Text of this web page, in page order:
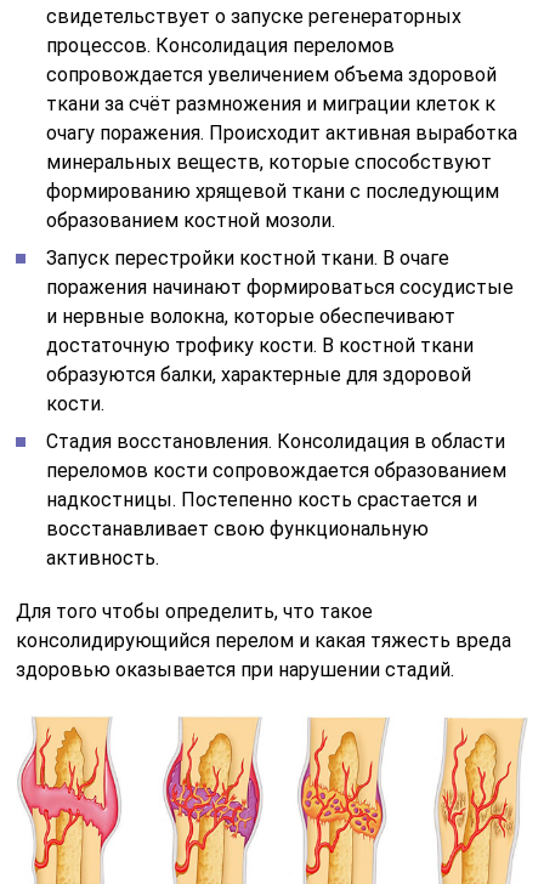
свидетельствует о запуске регенераторных
процессов. Консолидация переломов
сопровождается увеличением объема здоровой
ткани за счёт размножения и миграции клеток к
очагу поражения. Происходит активная выработка
минеральных веществ, которые способствуют
формированию хрящевой ткани с последующим
образованием костной мозоли.
Запуск перестройки костной ткани. В очаге
поражения начинают формироваться сосудистые
и нервные волокна, которые обеспечивают
достаточную трофику кости. В костной ткани
образуются балки, характерные для здоровой
кости.
Стадия восстановления. Консолидация в области
переломов кости сопровождается образованием
надкостницы. Постепенно кость срастается и
восстанавливает свою функциональную
активность.
Для того чтобы определить, что такое
консолидирующийся перелом и какая тяжесть вреда
здоровью оказывается при нарушении стадий.